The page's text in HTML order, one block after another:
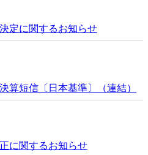
定に関するお知らせ
算短信〔日本基準〕（連結）
に関するお知らせ